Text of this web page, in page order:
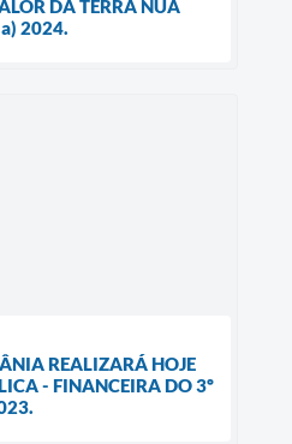
DA TERRA NUA
2024.
REALIZARÁ HOJE
- FINANCEIRA DO 3º